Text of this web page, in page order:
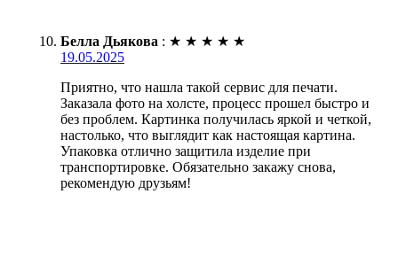
Белла Дьякова : ★ ★ ★ ★ ★
19.05.2025
Приятно, что нашла такой сервис для печати.
Заказала фото на холсте, процесс прошел быстро и
без проблем. Картинка получилась яркой и четкой,
настолько, что выглядит как настоящая картина.
Упаковка отлично защитила изделие при
транспортировке. Обязательно закажу снова,
рекомендую друзьям!